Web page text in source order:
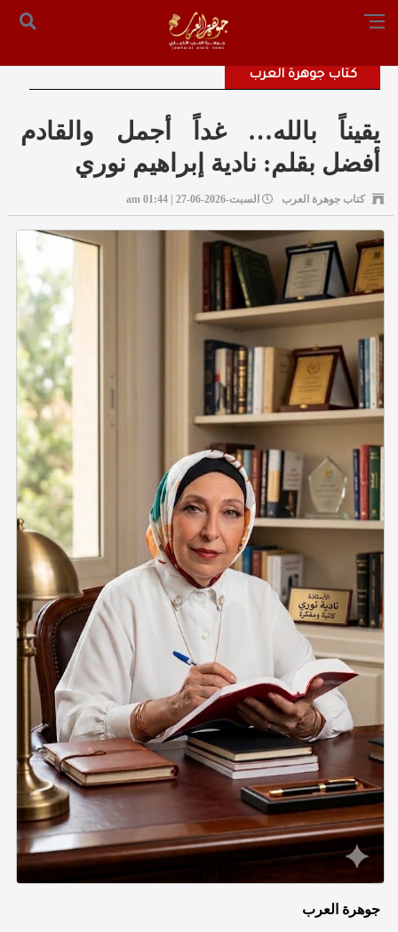
الرئيسية
التحرير: المستشار محمد صالح الملكاوي [ 00962795755033 ]
كتاب جوهرة العرب
يقيناً بالله… غداً أجمل والقادم
أفضل بقلم: نادية إبراهيم نوري
كتاب جوهرة العرب السبت-2026-06-27 | 01:44 am
جوهرة العرب